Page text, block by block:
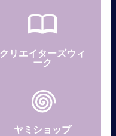
クリエイターズウィ
ーク
ヤミショップ